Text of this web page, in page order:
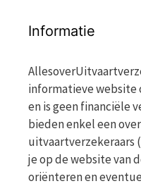
Informatie
informatieve
en is geen financiële
bieden enkel een
uitvaartverzekeraars
je op de website van
oriënteren en